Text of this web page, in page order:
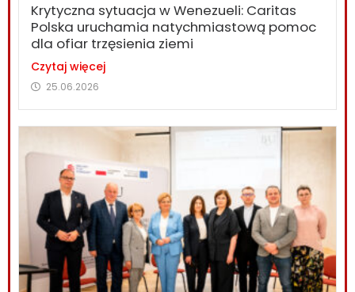
Krytyczna sytuacja w Wenezueli: Caritas
Polska uruchamia natychmiastową pomoc
dla ofiar trzęsienia ziemi
Czytaj więcej
25.06.2026